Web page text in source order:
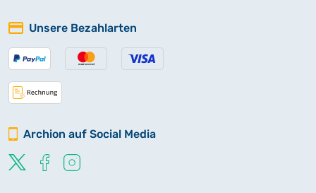
Unsere Bezahlarten
Archion auf Social Media